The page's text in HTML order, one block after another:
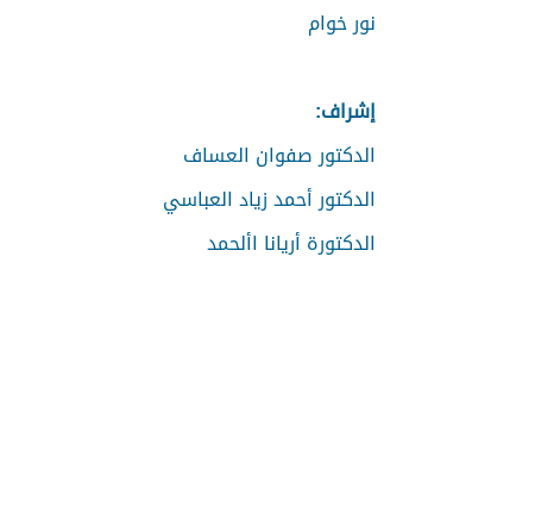
نور خوام
إشراف:
الدكتور صفوان العساف
الدكتور أحمد زياد العباسي
الدكتورة أريانا األحمد